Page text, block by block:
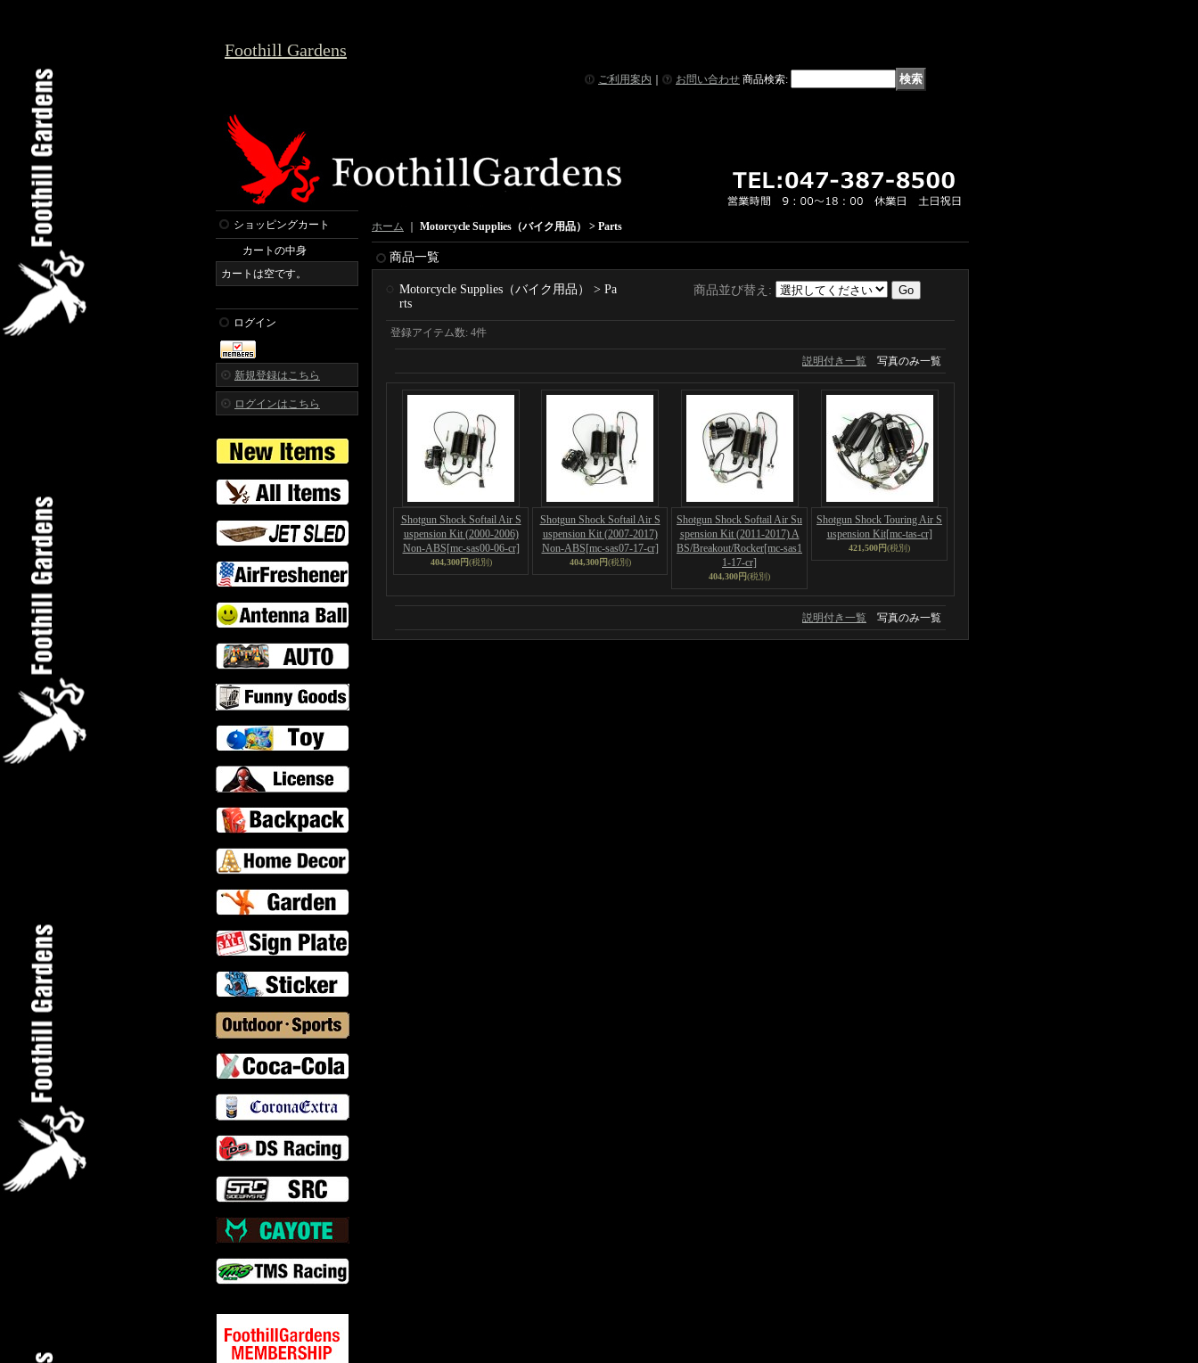
Foothill Gardens
ご利用案内 お問い合わせ 商品検索:
ショッピングカート
カートの中身
カートは空です。
ログイン
新規登録はこちら
ログインはこちら
ホーム Motorcycle Supplies（バイク用品） > Parts
商品一覧
Motorcycle Supplies（バイク用品） > Pa
rts
商品並び替え :
登録アイテム数: 4件
説明付き一覧 写真のみ一覧
Shotgun Shock Softail Air S
uspension Kit (2000-2006)
Non-ABS [mc-sas00-06-cr]
404,300円(税別)
Shotgun Shock Softail Air S
uspension Kit (2007-2017)
Non-ABS [mc-sas07-17-cr]
404,300円(税別)
Shotgun Shock Softail Air Su
spension Kit (2011-2017) A
BS/Breakout/Rocker[mc-sas1
1-17-cr]
404,300円(税別)
Shotgun Shock Touring Air S
uspension Kit[mc-tas-cr]
421,500円(税別)
説明付き一覧 写真のみ一覧